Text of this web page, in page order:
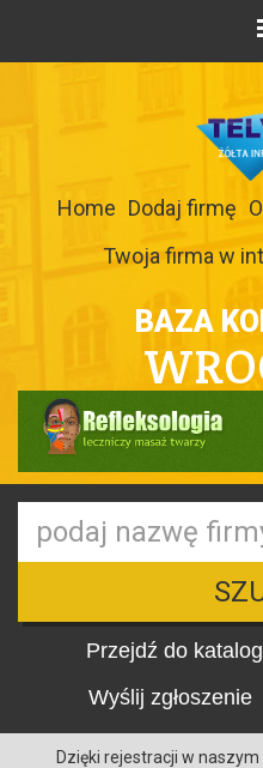
Home Dodaj firmę
Twoja firma w
BAZA
Przejdź do
Wyślij zgłoszenie
Dzięki rejestracji w